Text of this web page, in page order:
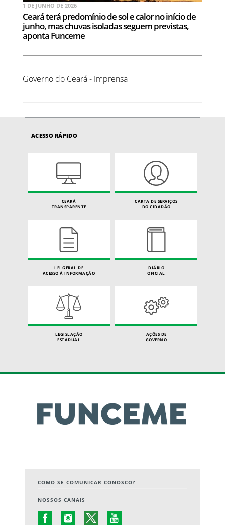
1 DE JUNHO DE 2026
Ceará terá predomínio de sol e calor no início de
junho, mas chuvas isoladas seguem previstas,
aponta Funceme
Governo do Ceará - Imprensa
ACESSO RÁPIDO
CEARÁ
TRANSPARENTE
CARTA DE SERVIÇOS
DO CIDADÃO
LEI GERAL DE
ACESSO À INFORMAÇÃO
DIÁRIO
OFICIAL
LEGISLAÇÃO
ESTADUAL
AÇÕES DE
GOVERNO
COMO SE COMUNICAR CONOSCO?
NOSSOS CANAIS